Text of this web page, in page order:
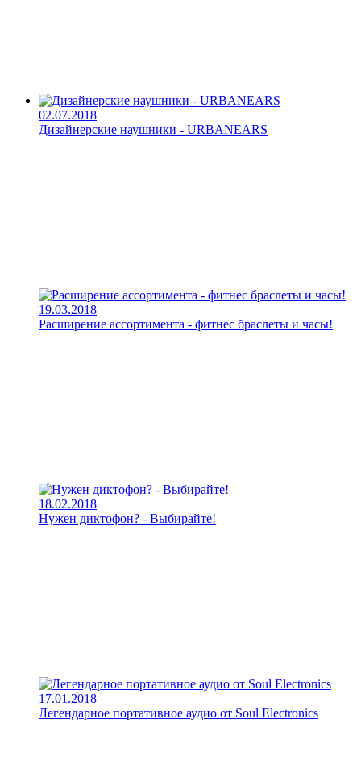
02.07.2018
Дизайнерские наушники - URBANEARS
19.03.2018
Расширение ассортимента - фитнес браслеты и часы!
18.02.2018
Нужен диктофон? - Выбирайте!
17.01.2018
Легендарное портативное аудио от Soul Electronics